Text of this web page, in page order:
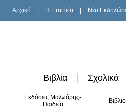
Αρχική H Εταιρεία Νέα
Βιβλία Σχολικά
Εκδόσεις Μαλλιάρης-
Παιδεία